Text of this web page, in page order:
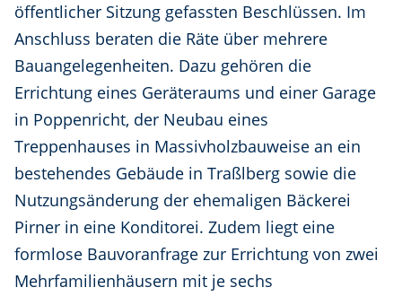
öffentlicher Sitzung gefassten Beschlüssen. Im
Anschluss beraten die Räte über mehrere
Bauangelegenheiten. Dazu gehören die
Errichtung eines Geräteraums und einer Garage
in Poppenricht, der Neubau eines
Treppenhauses in Massivholzbauweise an ein
bestehendes Gebäude in Traßlberg sowie die
Nutzungsänderung der ehemaligen Bäckerei
Pirner in eine Konditorei. Zudem liegt eine
formlose Bauvoranfrage zur Errichtung von zwei
Mehrfamilienhäusern mit je sechs